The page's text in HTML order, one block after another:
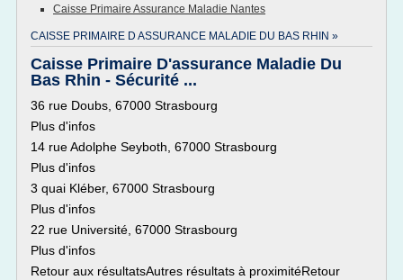
Caisse Primaire Assurance Maladie Nantes
CAISSE PRIMAIRE D ASSURANCE MALADIE DU BAS RHIN »
Caisse Primaire D'assurance Maladie Du
Bas Rhin - Sécurité ...
36 rue Doubs, 67000 Strasbourg
Plus d'infos
14 rue Adolphe Seyboth, 67000 Strasbourg
Plus d'infos
3 quai Kléber, 67000 Strasbourg
Plus d'infos
22 rue Université, 67000 Strasbourg
Plus d'infos
Retour aux résultatsAutres résultats à proximitéRetour